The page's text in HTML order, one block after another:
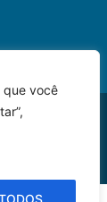
que você
por: JP